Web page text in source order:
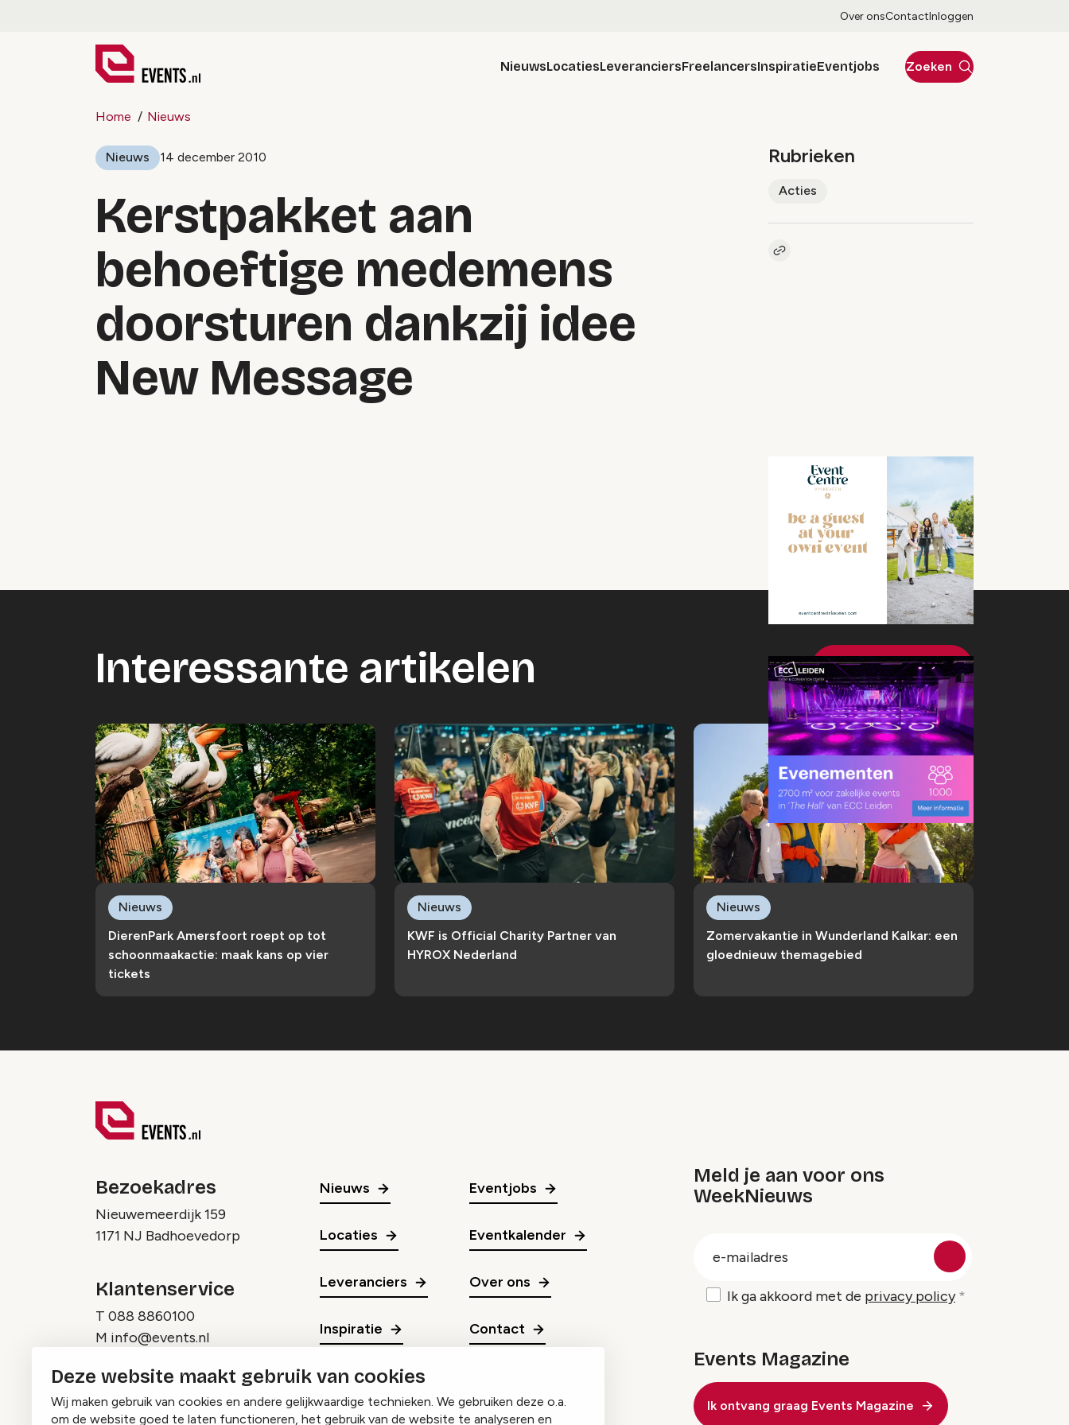
Deze website maakt gebruik van cookies
Wij maken gebruik van cookies en andere gelijkwaardige technieken. We gebruiken deze o.a.
om de website goed te laten functioneren, het gebruik van de website te analyseren en
Over onsContactInloggen
NieuwsLocatiesLeveranciersFreelancersInspiratieEventjobs Zoeken
Home Nieuws
Nieuws 14 december 2010
Kerstpakket aan
behoeftige medemens
doorsturen dankzij idee
New Message
Rubrieken
Acties
Kopieer link naar artikel
Interessante artikelen Bekijk meer nieuws
DierenPark Amersfoort roept op tot
schoonmaakactie: maak kans op vier
tickets
Nieuws
KWF is Official Charity Partner van
HYROX Nederland
Nieuws
Zomervakantie in Wunderland Kalkar: een
gloednieuw themagebied
Nieuws
Bezoekadres
Nieuwemeerdijk 159
1171 NJ Badhoevedorp
Klantenservice
T 088 8860100
M info@events.nl
Nieuws
Locaties
Leveranciers
Inspiratie
Eventjobs
Eventkalender
Over ons
Contact
Meld je aan voor ons
WeekNieuws
Ik ga akkoord met de privacy policy
Events Magazine
Ik ontvang graag Events Magazine